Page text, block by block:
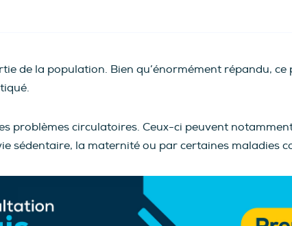
de la population. Bien qu’énormément répandu,
problèmes circulatoires. Ceux-ci peuvent
sédentaire, la maternité ou par certaines maladies